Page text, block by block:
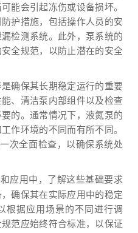
能会引起冻伤或设备损坏。
护措施，包括操作人员的安
检测系统。此外，泵系统的
全规范，以防止潜在的安全
保其长期稳定运行的重要
、清洁泵内部组件以及检查
的。通常情况下，液氮泵的
作环境的不同而有所不同。
次全面检查，以确保系统处
应用中，了解这些基础要求
确保其在实际应用中的稳定
根据应用场景的不同进行调
范应始终符合标准，以保证